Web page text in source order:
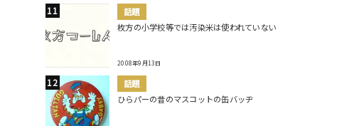
話題
枚方の小学校等では汚染米は使われていない
2008年9月13日
話題
ひらパーの昔のマスコットの缶バッヂ